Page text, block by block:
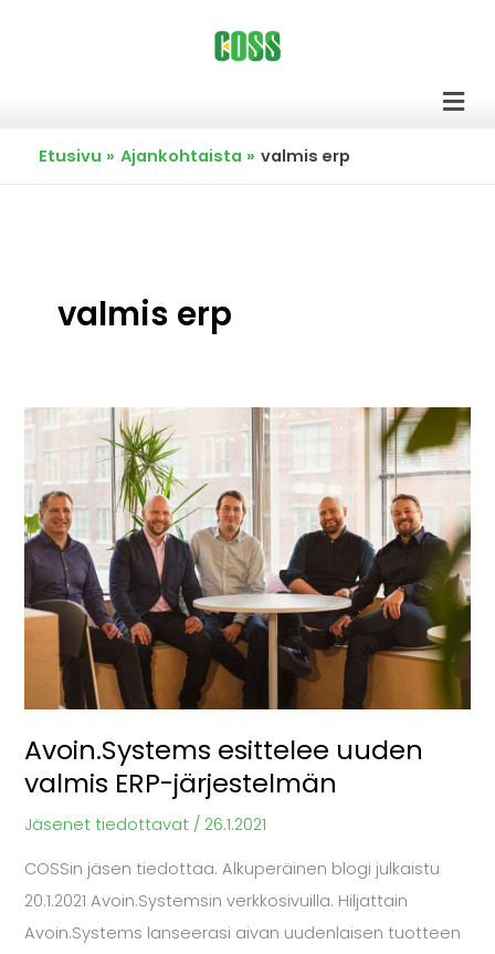
Etusivu Ajankohtaista valmis erp
valmis erp
Avoin.Systems esittelee uuden
valmis ERP-järjestelmän
Jäsenet tiedottavat / 26.1.2021
COSSin jäsen tiedottaa. Alkuperäinen blogi julkaistu
20.1.2021 Avoin.Systemsin verkkosivuilla. Hiljattain
Avoin.Systems lanseerasi aivan uudenlaisen tuotteen
Avoin.Systems
esittelee
uuden
valmis
ERP-
järjestelmän